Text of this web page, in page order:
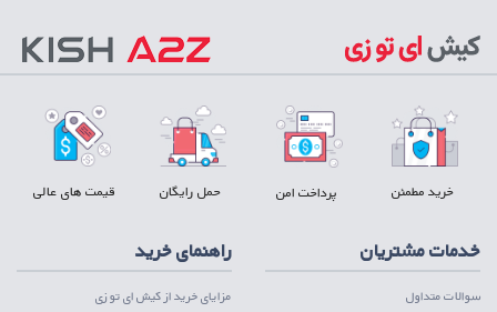
خرید مطمئن پرداخت امن حمل رایگان قیمت های عالی
خدمات مشتریان
سوالات متداول
راهنمای خرید
مزایای خرید از کیش ای تو زی